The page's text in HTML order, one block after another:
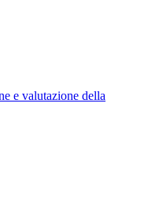
e valutazione della